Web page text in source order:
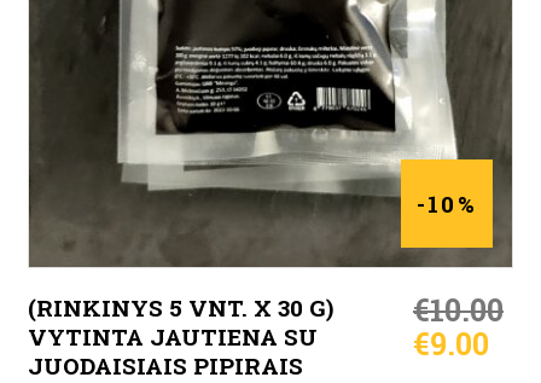
-10%
(RINKINYS 5 VNT. X 30 G)
VYTINTA JAUTIENA SU
JUODAISIAIS PIPIRAIS
€10.00
€9.00